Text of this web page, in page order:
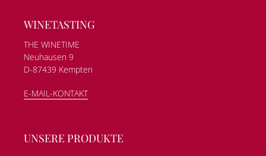
WINETASTING
THE WINETIME
Neuhausen 9
D-87439 Kempten
E-MAIL-KONTAKT
UNSERE PRODUKTE